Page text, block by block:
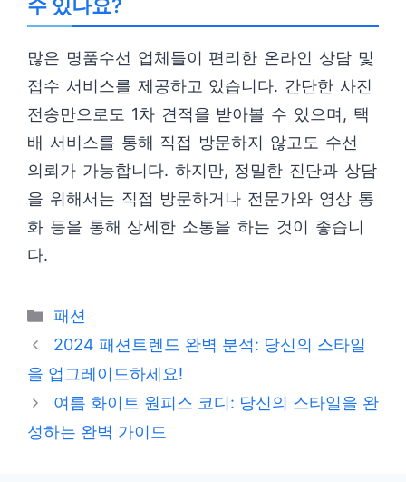
수 있나요?
많은 명품수선 업체들이 편리한 온라인 상담 및
접수 서비스를 제공하고 있습니다. 간단한 사진
전송만으로도 1차 견적을 받아볼 수 있으며, 택
배 서비스를 통해 직접 방문하지 않고도 수선
의뢰가 가능합니다. 하지만, 정밀한 진단과 상담
을 위해서는 직접 방문하거나 전문가와 영상 통
화 등을 통해 상세한 소통을 하는 것이 좋습니
다.
카
테
고
리
패션
2024 패션트렌드 완벽 분석: 당신의 스타일
을 업그레이드하세요!
여름 화이트 원피스 코디: 당신의 스타일을 완
성하는 완벽 가이드